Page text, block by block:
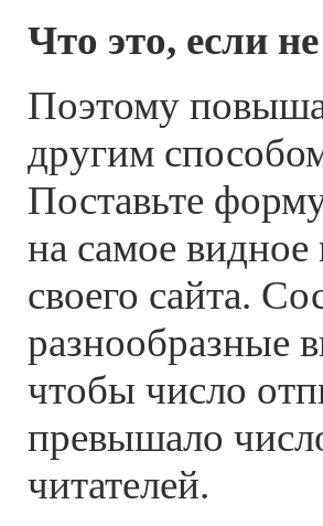
Что это, если
Поэтому
другим
Поставьте
на самое видное
своего сайта.
разнообразные
чтобы число
превышало
читателей.